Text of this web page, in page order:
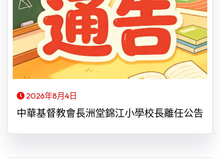
2026年8月4日
中華基督教會長洲堂錦江小學校長離任公告